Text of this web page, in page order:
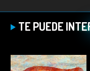
Ficha técnica:
Directores:
Género:
Duración:15
TE PUEDE